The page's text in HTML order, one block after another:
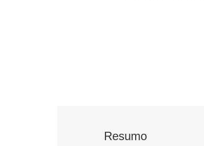
Resumo